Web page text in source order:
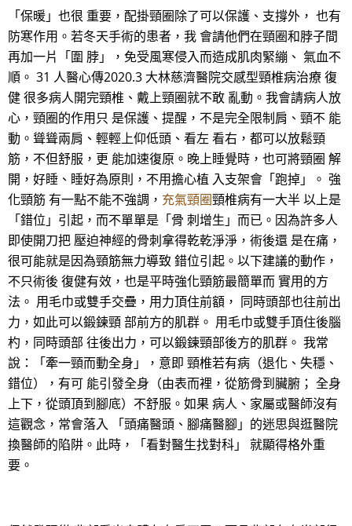
「保暖」也很 重要，配掛頸圈除了可以保護、支撐外， 也有
防寒作用。若冬天手術的患者，我 會請他們在頸圈和脖子間
再加一片「圍 脖」，免受風寒侵入而造成肌肉緊繃、 氣血不
順。 31 人醫心傳2020.3 大林慈濟醫院交感型頸椎病治療 復
健 很多病人開完頸椎、戴上頸圈就不敢 亂動。我會請病人放
心，頸圈的作用只 是保護、提醒，不是完全限制肩、頸不 能
動。聳聳兩肩、輕輕上仰低頭、看左 看右，都可以放鬆頸
筋，不但舒服，更 能加速復原。晚上睡覺時，也可將頸圈 解
開，好睡、睡好為原則，不用擔心植 入支架會「跑掉」。 強
化頸筋 有一點不能不強調， 充氣頸圈頸椎病有一大半 以上是
「錯位」引起，而不單單是「骨 刺增生」而已。因為許多人
即使開刀把 壓迫神經的骨刺拿得乾乾淨淨，術後還 是在痛，
很可能就是因為頸筋無力導致 錯位引起。以下建議的動作，
不只術後 復健有效，也是平時強化頸筋最簡單而 實用的方
法。 用毛巾或雙手交疊，用力頂住前額， 同時頭部也往前出
力，如此可以鍛鍊頸 部前方的肌群。 用毛巾或雙手頂住後腦
杓，同時頭部 往後出力，可以鍛鍊頸部後方的肌群。 我常
說：「牽一頸而動全身」，意即 頸椎若有病（退化、失穩、
錯位），有可 能引發全身（由表而裡，從筋骨到臟腑； 全身
上下，從頭頂到腳底）不舒服。如果 病人、家屬或醫師沒有
這觀念，常會落入 「頭痛醫頭、腳痛醫腳」的迷思與逛醫院
換醫師的陷阱。此時，「看對醫生找對科」 就顯得格外重
要。